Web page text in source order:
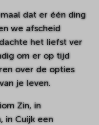
dat er één ding
we afscheid
het liefst ver
om er op tijd
over de opties
je leven.
Zin, in
in Cuijk een